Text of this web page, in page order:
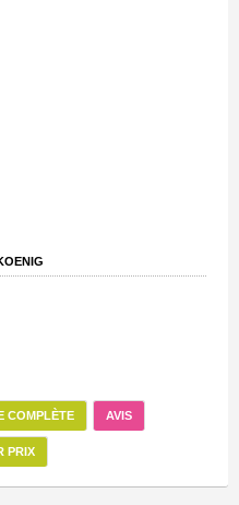
COMPLÈTE AVIS
PRIX